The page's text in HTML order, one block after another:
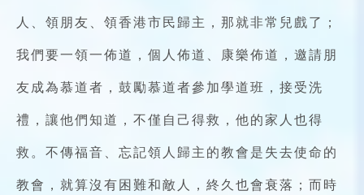
人、領朋友、領香港市民歸主，那就非常兒戲了；
我們要一領一佈道，個人佈道、康樂佈道，邀請朋
友成為慕道者，鼓勵慕道者參加學道班，接受洗
禮，讓他們知道，不僅自己得救，他的家人也得
救。不傳福音、忘記領人歸主的教會是失去使命的
教會，就算沒有困難和敵人，終久也會衰落；而時